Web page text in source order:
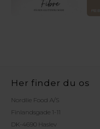
Her finder du os
Nordlie Food A/S
Finlandsgade 1-11
DK-4690 Haslev